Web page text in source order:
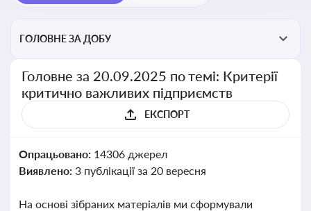
ГОЛОВНЕ ЗА ДОБУ
Головне за 20.09.2025 по темі: Критерії
критично важливих підприємств
ЕКСПОРТ
Опрацьовано: 14306 джерел
Виявлено: 3 публікації за 20 вересня
На основі зібраних матеріалів ми сформували